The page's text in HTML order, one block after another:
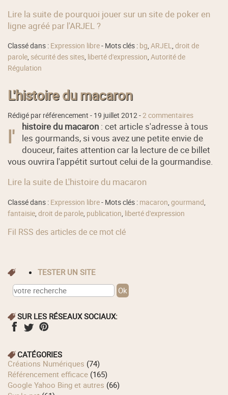
Lire la suite de pourquoi jouer sur un site de poker en
ligne agréé par l'ARJEL ?
Classé dans : Expression libre- Mots clés : bg,ARJEL,droit de
parole, sécurité des sites, liberté d'expression,Autorité de
Régulation
L'histoire du macaron
Rédigé par référencement - 19 juillet 2012-2 commentaires
l' histoire du macaron : cet article s'adresse à tous
les gourmands, si vous avez une petite envie de
douceur, faites attention car la lecture de ce billet
vous ouvrira l'appétit surtout celui de la gourmandise.
Lire la suite de L'histoire du macaron
Classé dans : Expression libre- Mots clés : macaron ,gourmand
fantaisie ,droit de parole publication liberté d'expression
Fil RSS des articles de ce mot clé
TESTER UN SITE
SUR LES RÉSEAUX SOCIAUX:
CATÉGORIES
Créations Numériques (74)
Référencement efficace (165)
Google Yahoo Bing et autres (66)